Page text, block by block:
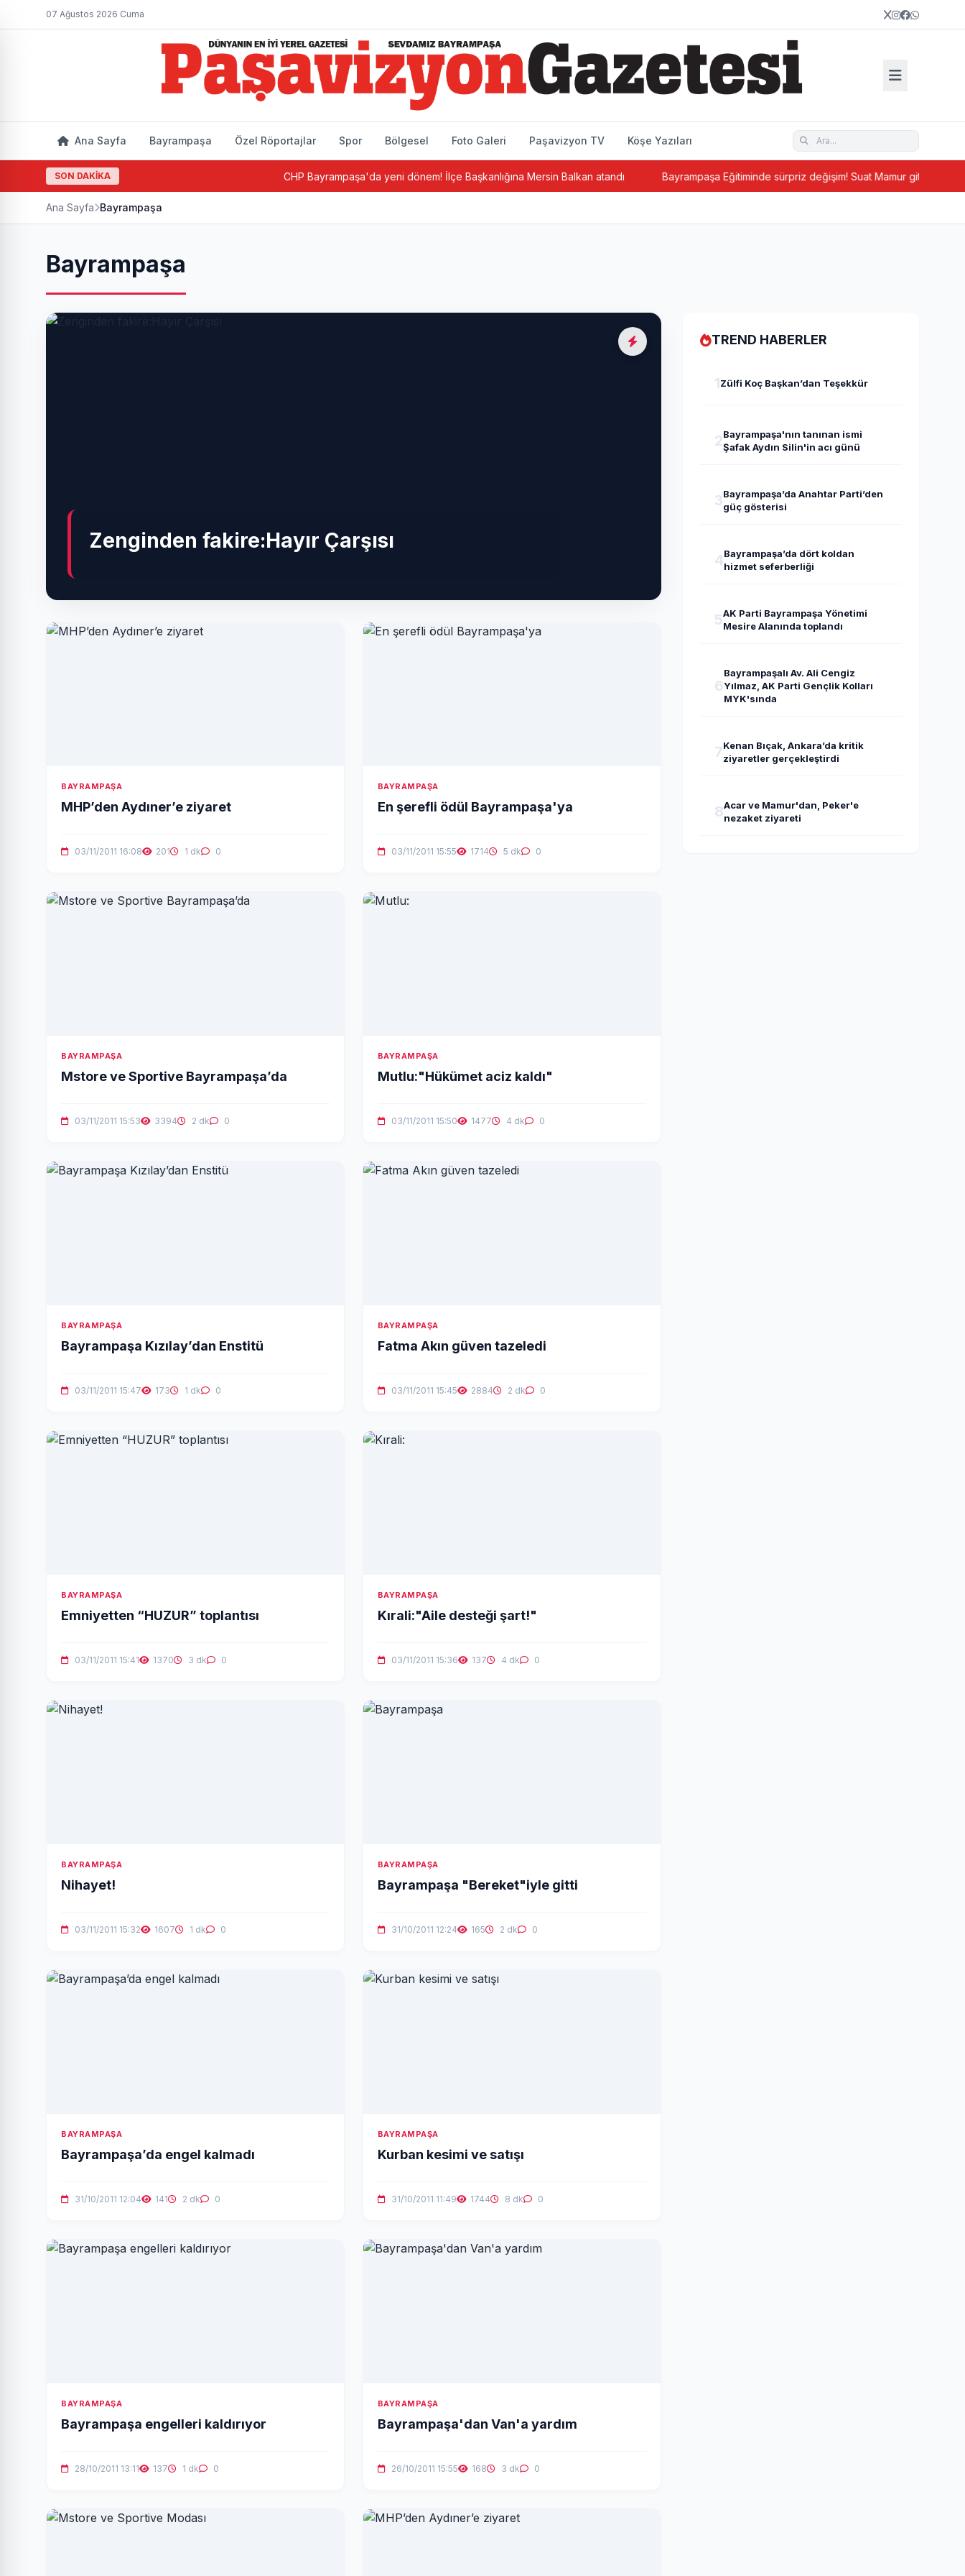
07 Ağustos 2026 Cuma
Ana Sayfa Bayrampaşa Özel Röportajlar Spor Bölgesel Foto Galeri Paşavizyon TV Köşe Yazıları
SON DAKİKA CHP Bayrampaşa'da yeni dönem! İlçe Başkanlığına Mersin Balkan atandı Bayrampaşa Eğitiminde sürpriz değişim! Suat Mamur gitti, Hüseyin Aydın
Ana Sayfa Bayrampaşa
Bayrampaşa
Zenginden fakire:Hayır Çarşısı
BAYRAMPAŞA
MHP’den Aydıner’e ziyaret
03/11/2011 16:08 201 1 dk 0
BAYRAMPAŞA
En şerefli ödül Bayrampaşa'ya
03/11/2011 15:55 1714 5 dk 0
BAYRAMPAŞA
Mstore ve Sportive Bayrampaşa’da
03/11/2011 15:53 3394 2 dk 0
BAYRAMPAŞA
Mutlu:"Hükümet aciz kaldı"
03/11/2011 15:50 1477 4 dk 0
BAYRAMPAŞA
Bayrampaşa Kızılay’dan Enstitü
03/11/2011 15:47 173 1 dk 0
BAYRAMPAŞA
Fatma Akın güven tazeledi
03/11/2011 15:45 2884 2 dk 0
BAYRAMPAŞA
Emniyetten “HUZUR” toplantısı
03/11/2011 15:41 1370 3 dk 0
BAYRAMPAŞA
Kırali:"Aile desteği şart!"
03/11/2011 15:36 137 4 dk 0
BAYRAMPAŞA
Nihayet!
03/11/2011 15:32 1607 1 dk 0
BAYRAMPAŞA
Bayrampaşa "Bereket"iyle gitti
31/10/2011 12:24 165 2 dk 0
BAYRAMPAŞA
Bayrampaşa’da engel kalmadı
31/10/2011 12:04 141 2 dk 0
BAYRAMPAŞA
Kurban kesimi ve satışı
31/10/2011 11:49 1744 8 dk 0
BAYRAMPAŞA
Bayrampaşa engelleri kaldırıyor
28/10/2011 13:11 137 1 dk 0
BAYRAMPAŞA
Bayrampaşa'dan Van'a yardım
26/10/2011 15:55 168 3 dk 0
TREND HABERLER
1Zülfi Koç Başkan’dan Teşekkür
2Bayrampaşa'nın tanınan ismi
Şafak Aydın Silin'in acı günü
3Bayrampaşa’da Anahtar Parti’den
güç gösterisi
4Bayrampaşa’da dört koldan
hizmet seferberliği
5AK Parti Bayrampaşa Yönetimi
Mesire Alanında toplandı
6
Bayrampaşalı Av. Ali Cengiz
Yılmaz, AK Parti Gençlik Kolları
MYK'sında
7Kenan Bıçak, Ankara’da kritik
ziyaretler gerçekleştirdi
8Acar ve Mamur'dan, Peker'e
nezaket ziyareti